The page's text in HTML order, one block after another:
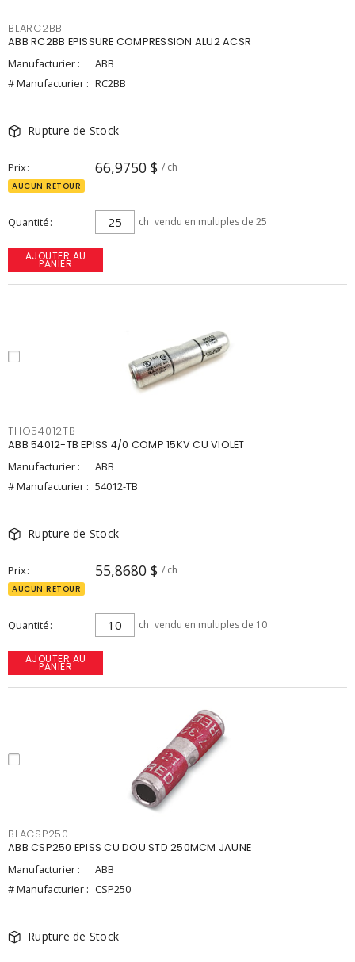
BLARC2BB
ABB RC2BB EPISSURE COMPRESSION ALU2 ACSR
Manufacturier :
ABB
# Manufacturier : RC2BB
Rupture de Stock
Prix 66,9750 $ / ch
AUCUN RETOUR
Quantité ch vendu en multiples de 25
AJOUTER AU
PANIER
THO54012TB
ABB 54012-TB EPISS 4/0 COMP 15KV CU VIOLET
Manufacturier :
ABB
# Manufacturier : 54012-TB
Rupture de Stock
Prix 55,8680 $ / ch
AUCUN RETOUR
Quantité ch vendu en multiples de 10
AJOUTER AU
PANIER
BLACSP250
ABB CSP250 EPISS CU DOU STD 250MCM JAUNE
Manufacturier :
ABB
# Manufacturier : CSP250
Rupture de Stock